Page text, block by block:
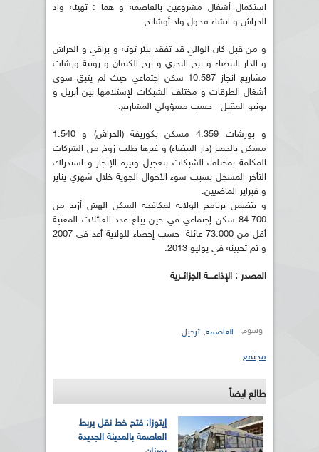
استكمال أشغال مشروعين بالعاصمة و هما : تهيئة واد
الحراش و انشاء محول واد أوشايح.
و من قبل كان الوالي قد تفقد ببئر توتة و براقي و الحراش
و الدار البيضاء و برج البحري و برج الكيفان و رويبة ورشات
مشاريع انجاز 10.587 سكن اجتماعي حيث لم يتبق سوى
أشغال الطرقات و مختلف الشبكات لإستلامها بين أبريل و
يونيو المقبل حسب مسؤولي المشاريع.
و بورشات 4.359 مسكن بكوريفة (الحراش) و 1.540
مسكن بالحميز (دار البيضاء) و غيرها طلب زوخ من الشركات
المكلفة بمختلف الشبكات بتعجيل وتيرة الإنجاز و استدراك
التأخر المسجل بسبب سوء الأحوال الجوية خلال شهري يناير
و فبراير الماضيين.
و يتضمن برنامج الولاية لمكافحة السكن الهش أزيد من
84.700 سكن إجتماعي في حين يبلغ عدد العائلات المعنية
أقل من 73.000 عائلة حسب إحصاء للولاية أعد في 2007
و تم تحيينه في يوليو 2013.
المصدر : الإذاعــــة الجزائــرية
وسوم: العاصمة, ترحيل
مجتمع
طالع ايضاً
إيتوزا: فتح خط نقل يربط
العاصمة بالمدينة الجديدة